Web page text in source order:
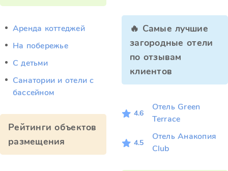
Аренда коттеджей
На побережье
С детьми
Санатории и отели с
бассейном
Рейтинги объектов
размещения
🔥 Самые лучшие
загородные отели
по отзывам
клиентов
4.6
Отель Green
Terrace
4.5
Отель Анакопия
Club